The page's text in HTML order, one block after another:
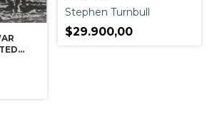
Stephen Turnbull
$29.900,00